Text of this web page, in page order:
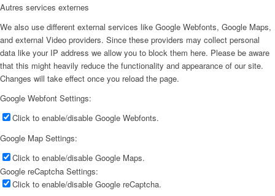
Autres services externes
We also use different external services like Google Webfonts, Google Maps,
and external Video providers. Since these providers may collect personal
data like your IP address we allow you to block them here. Please be aware
that this might heavily reduce the functionality and appearance of our site.
Changes will take effect once you reload the page.
Google Webfont Settings:
Click to enable/disable Google Webfonts.
Google Map Settings:
Click to enable/disable Google Maps.
Google reCaptcha Settings:
Click to enable/disable Google reCaptcha.